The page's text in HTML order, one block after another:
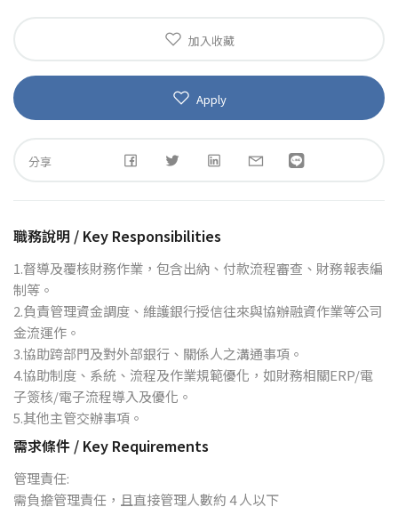
加入收藏
Apply
分享
職務說明 / Key Responsibilities
1.督導及覆核財務作業，包含出納、付款流程審查、財務報表編
制等。
2.負責管理資金調度、維護銀行授信往來與協辦融資作業等公司
金流運作。
3.協助跨部門及對外部銀行、關係人之溝通事項。
4.協助制度、系統、流程及作業規範優化，如財務相關ERP/電
子簽核/電子流程導入及優化。
5.其他主管交辦事項。
需求條件 / Key Requirements
管理責任:
需負擔管理責任，且直接管理人數約 4 人以下